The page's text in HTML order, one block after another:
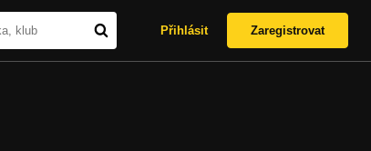
Přihlásit Zaregistrovat